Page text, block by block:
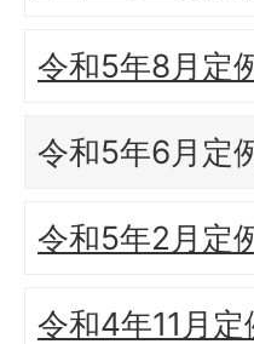
令和5年8月定
令和5年6月定
令和5年2月定
令和4年11月